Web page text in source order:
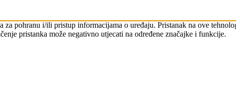
pohranu i/ili pristup informacijama o uređaju. Pristanak na ove
pristanka može negativno utjecati na određene značajke i funkcije.